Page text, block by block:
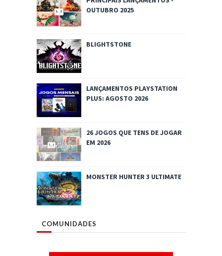
OUTUBRO 2025
BLIGHTSTONE
LANÇAMENTOS PLAYSTATION
PLUS: AGOSTO 2026
26 JOGOS QUE TENS DE JOGAR
EM 2026
MONSTER HUNTER 3 ULTIMATE
COMUNIDADES